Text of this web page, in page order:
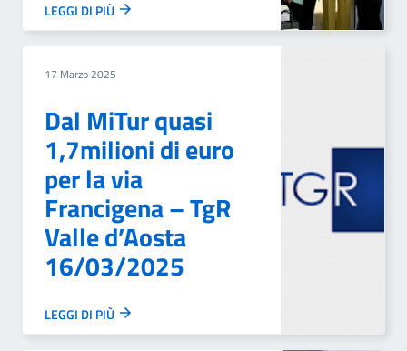
LEGGI DI PIÙ
17 Marzo 2025
Dal MiTur quasi
1,7milioni di euro
per la via
Francigena – TgR
Valle d’Aosta
16/03/2025
LEGGI DI PIÙ